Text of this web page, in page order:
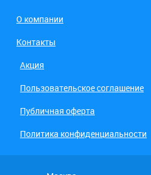
О компании
Контакты
Акция
Пользовательское соглашение
Публичная оферта
Политика конфиденциальности